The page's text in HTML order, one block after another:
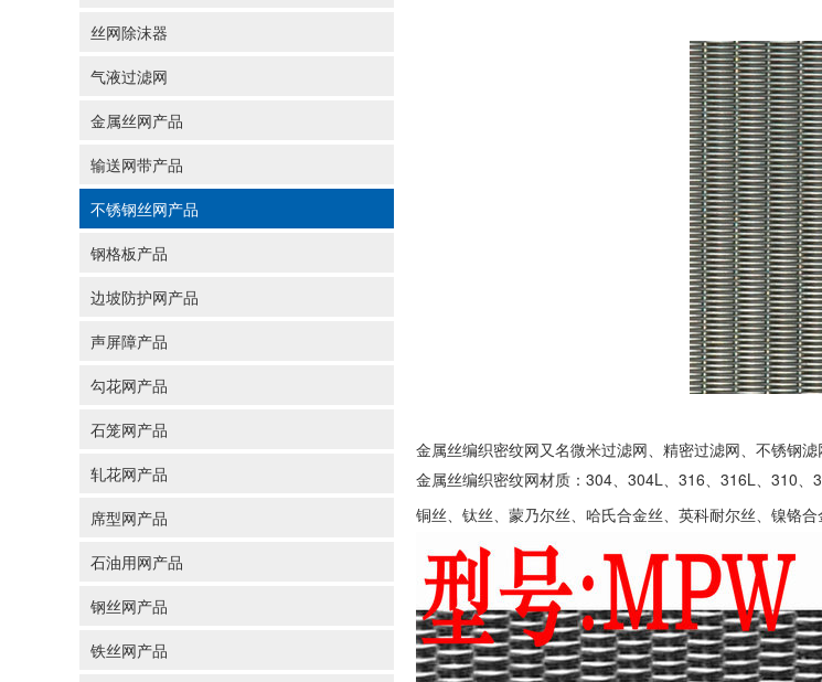
丝网除沫器
气液过滤网
金属丝网产品
输送网带产品
不锈钢丝网产品
钢格板产品
边坡防护网产品
声屏障产品
勾花网产品
石笼网产品
轧花网产品
席型网产品
石油用网产品
钢丝网产品
铁丝网产品
金属丝编织密纹网又名微米过滤网、精密过滤网、不锈钢滤
金属丝编织密纹网材质：304、304L、316、316L、310
铜丝、钛丝、蒙乃尔丝、哈氏合金丝、英科耐尔丝、镍铬